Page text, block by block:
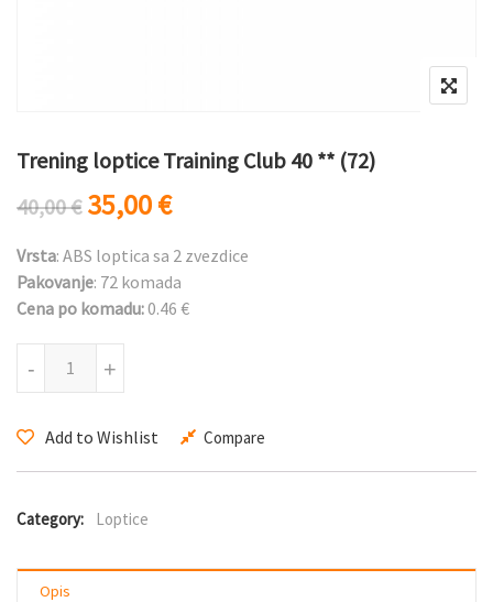
Trening loptice Training Club 40 ** (72)
40,00€ Originalna cena je bila: 40,00 €.
35,00€Trenutna cena je: 35,00 €.
Vrsta: ABS loptica sa 2 zvezdice
Pakovanje: 72 komada
Cena po komadu:0.46 €
+
-
Add to Wishlist Compare
Category: Loptice
Opis